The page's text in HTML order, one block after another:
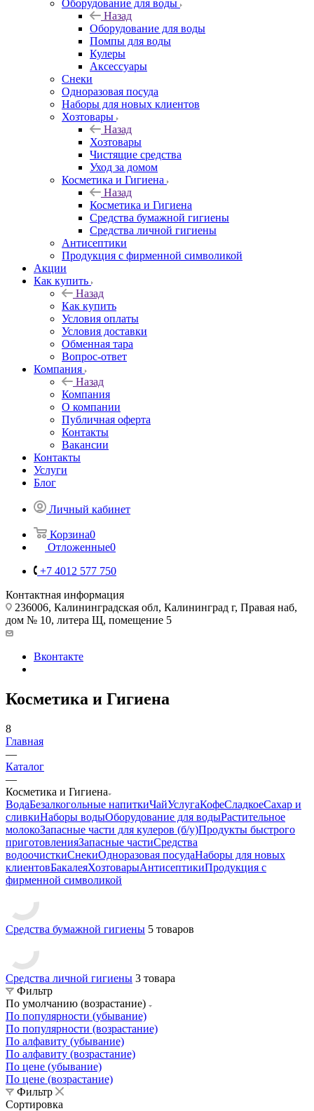
Оборудование для воды
Назад
Оборудование для воды
Помпы для воды
Кулеры
Аксессуары
Снеки
Одноразовая посуда
Наборы для новых клиентов
Хозтовары
Назад
Хозтовары
Чистящие средства
Уход за домом
Косметика и Гигиена
Назад
Косметика и Гигиена
Средства бумажной гигиены
Средства личной гигиены
Антисептики
Продукция с фирменной символикой
Акции
Как купить
Назад
Как купить
Условия оплаты
Условия доставки
Обменная тара
Вопрос-ответ
Компания
Назад
Компания
О компании
Публичная оферта
Контакты
Вакансии
Контакты
Услуги
Блог
Личный кабинет
Корзина0
Отложенные0
+7 4012 577 750
Контактная информация
236006, Калининградская обл, Калининград г, Правая наб,
дом № 10, литера Щ, помещение 5
Вконтакте
Косметика и Гигиена
8
Главная
—
Каталог
—
Косметика и Гигиена
ВодаБезалкогольные напиткиЧайУслугаКофеСладкоеСахар и
сливкиНаборы водыОборудование для водыРастительное
молокоЗапасные части для кулеров (б/у)Продукты быстрого
приготовленияЗапасные частиСредства
водоочисткиСнекиОдноразовая посудаНаборы для новых
клиентовБакалеяХозтоварыАнтисептикиПродукция с
фирменной символикой
Средства бумажной гигиены 5 товаров
Средства личной гигиены 3 товара
Фильтр
По умолчанию (возрастание)
По популярности (убывание)
По популярности (возрастание)
По алфавиту (убывание)
По алфавиту (возрастание)
По цене (убывание)
По цене (возрастание)
Фильтр
Сортировка